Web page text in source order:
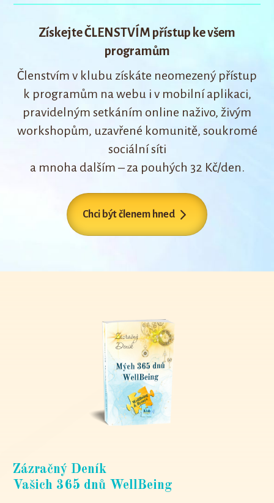
Získejte ČLENSTVÍM přístup ke všem
programům
Členstvím v klubu získáte neomezený přístup
k programům na webu i v mobilní aplikaci,
pravidelným setkáním online naživo, živým
workshopům, uzavřené komunitě, soukromé
sociální síti
a mnoha dalším – za pouhých 32 Kč/den.
Chci být členem hned
Zázračný Deník
Vašich 365 dnů WellBeing